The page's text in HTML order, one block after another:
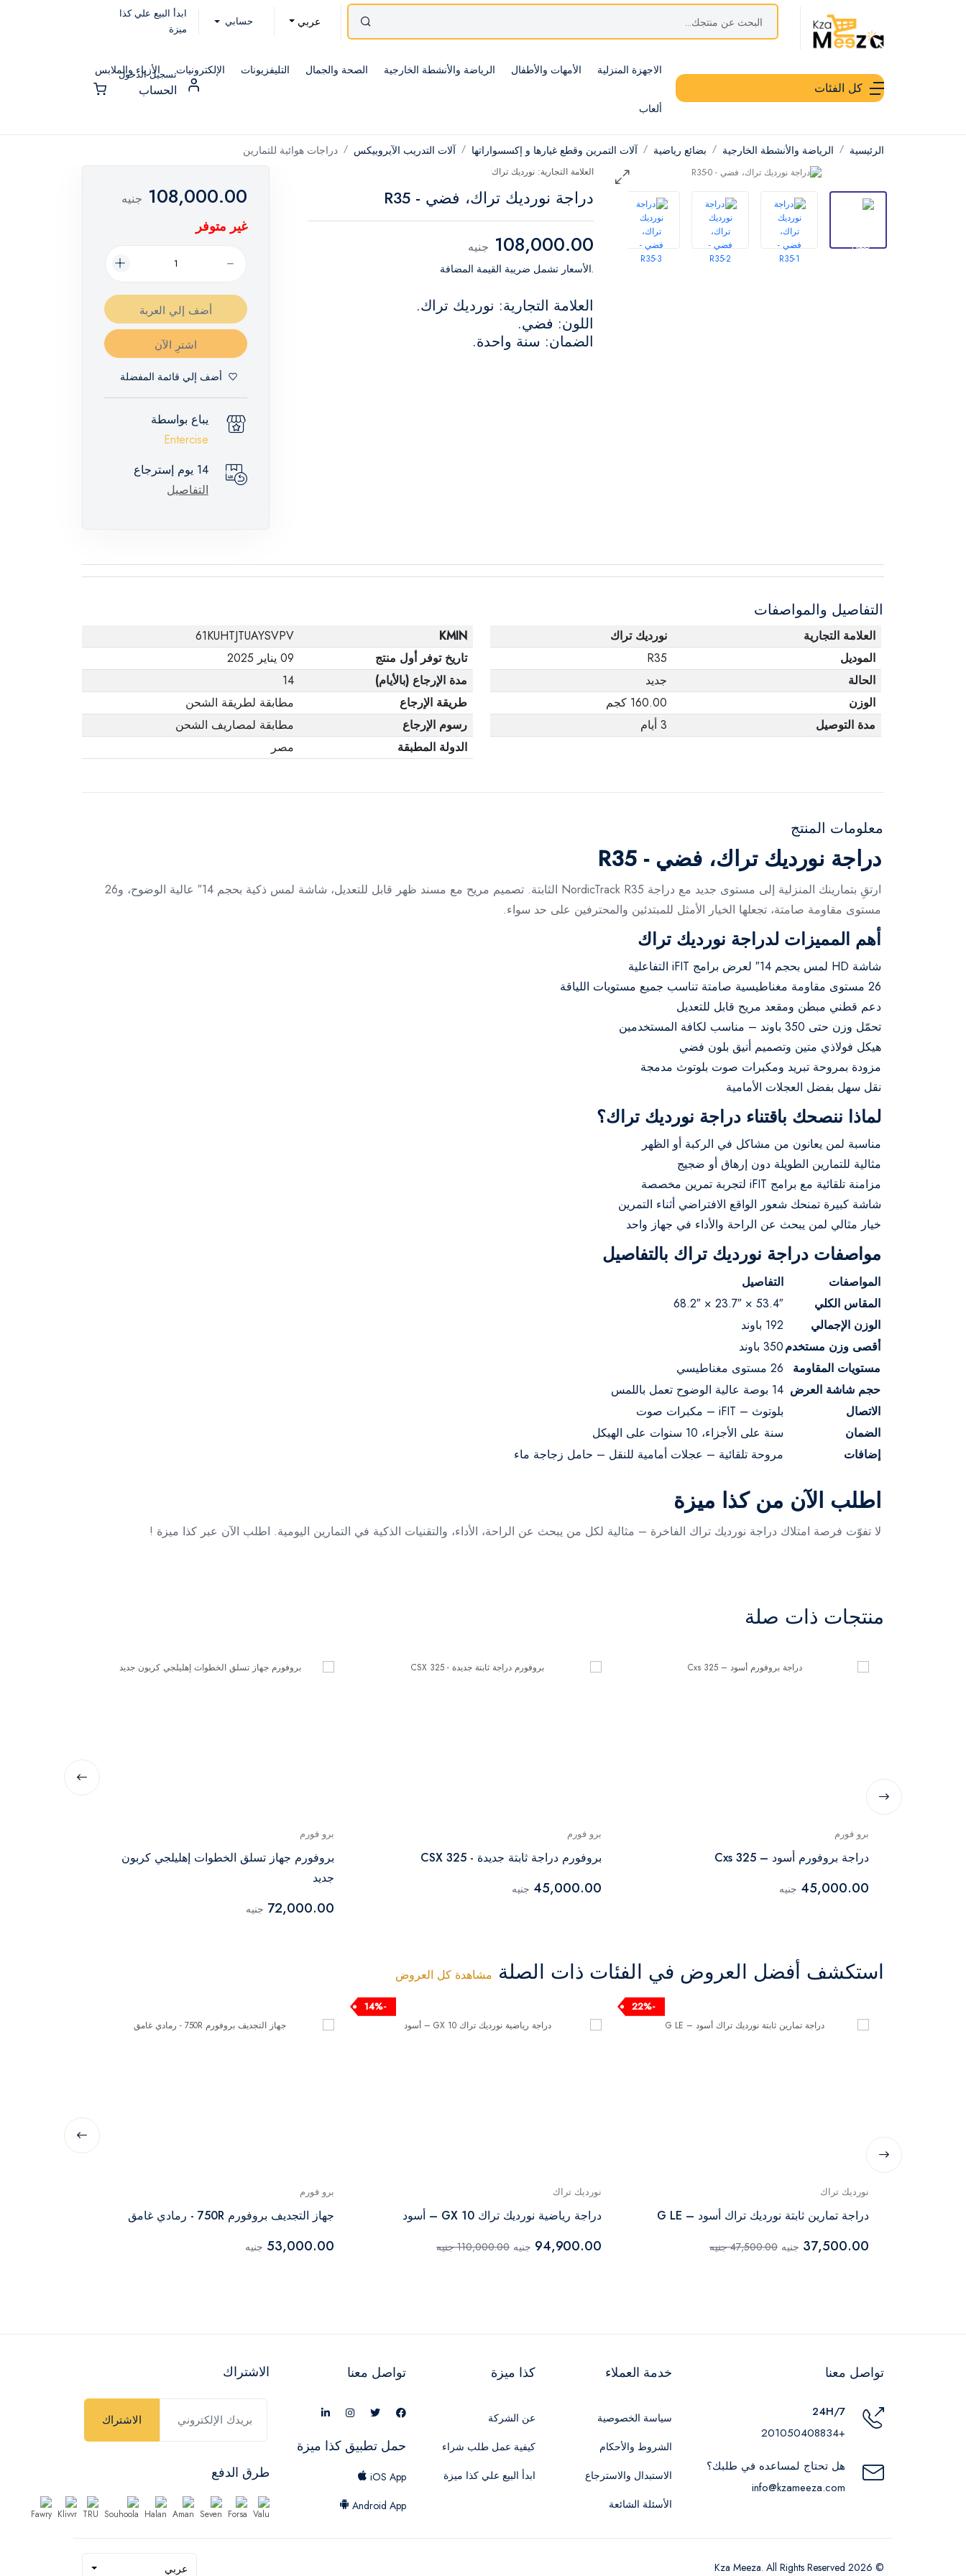
عربي حسابي
ابدأ البيع علي كذا
ميزة
كل الفئات
الاجهزة المنزلية الأمهات والأطفال الرياضة والأنشطة الخارجية الصحة والجمال التليفزيونات الإلكترونيات الأزياء والملابس
ألعاب
تسجيل الدخول
الحساب
الرئيسية الرياضة والأنشطة الخارجية بضائع رياضية آلات التمرين وقطع غيارها و إكسسواراتها آلات التدريب الآيروبيكس دراجات هوائية للتمارين
العلامة التجارية: نورديك تراك
دراجة نورديك تراك، فضي - R35
108,000.00 جنيه
.الأسعار تشمل ضريبة القيمة المضافة
العلامة التجارية: نورديك تراك.
اللون: فضي.
الضمان: سنة واحدة.
108,000.00 جنيه
غير متوفر
أضف إلي العربة
اشترِ الآن
أضف إلي قائمة المفضلة
يباع بواسطة
Entercise
14 يوم إسترجاع
التفاصيل
التفاصيل والمواصفات
العلامة التجارية
نورديك تراك
الموديل
R35
الحالة
جديد
الوزن
160.00 كجم
مدة التوصيل
3 أيام
KMIN
61KUHTJTUAYSVPV
تاريخ توفر أول منتج
09 يناير 2025
مدة الإرجاع (بالأيام)
14
طريقة الإرجاع
مطابقة لطريقة الشحن
رسوم الإرجاع
مطابقة لمصاريف الشحن
الدولة المطبقة
مصر
معلومات المنتج
دراجة نورديك تراك، فضي - R35
ارتقِ بتمارينك المنزلية إلى مستوى جديد مع دراجة NordicTrack R35 الثابتة. تصميم مريح مع مسند ظهر قابل للتعديل، شاشة لمس ذكية بحجم 14″ عالية الوضوح، و26
مستوى مقاومة صامتة، تجعلها الخيار الأمثل للمبتدئين والمحترفين على حد سواء.
أهم المميزات لدراجة نورديك تراك
شاشة HD لمس بحجم 14″ لعرض برامج iFIT التفاعلية
26 مستوى مقاومة مغناطيسية صامتة تناسب جميع مستويات اللياقة
دعم قطني مبطن ومقعد مريح قابل للتعديل
تحمّل وزن حتى 350 باوند – مناسب لكافة المستخدمين
هيكل فولاذي متين وتصميم أنيق بلون فضي
مزودة بمروحة تبريد ومكبرات صوت بلوتوث مدمجة
نقل سهل بفضل العجلات الأمامية
لماذا ننصحك باقتناء دراجة نورديك تراك؟
مناسبة لمن يعانون من مشاكل في الركبة أو الظهر
مثالية للتمارين الطويلة دون إرهاق أو ضجيج
مزامنة تلقائية مع برامج iFIT لتجربة تمرين مخصصة
شاشة كبيرة تمنحك شعور الواقع الافتراضي أثناء التمرين
خيار مثالي لمن يبحث عن الراحة والأداء في جهاز واحد
مواصفات دراجة نورديك تراك بالتفاصيل
المواصفات
التفاصيل
المقاس الكلي
‎68.2″ × 23.7″ × 53.4″
الوزن الإجمالي
192 باوند
أقصى وزن مستخدم350 باوند
مستويات المقاومة
26 مستوى مغناطيسي
حجم شاشة العرض 14 بوصة عالية الوضوح تعمل باللمس
الاتصال
بلوتوث – iFIT – مكبرات صوت
الضمان
سنة على الأجزاء، 10 سنوات على الهيكل
إضافات
مروحة تلقائية – عجلات أمامية للنقل – حامل زجاجة ماء
اطلب الآن من كذا ميزة
لا تفوّت فرصة امتلاك دراجة نورديك تراك الفاخرة – مثالية لكل من يبحث عن الراحة، الأداء، والتقنيات الذكية في التمارين اليومية. اطلب الآن عبر كذا ميزة !
منتجات ذات صلة
برو فورم
دراجة بروفورم أسود – 325 Cxs
45,000.00 جنيه
برو فورم
بروفورم دراجة ثابتة جديدة - 325 CSX
45,000.00 جنيه
برو فورم
بروفورم جهاز تسلق الخطوات إهليلجي كربون
جديد
72,000.00 جنيه
استكشف أفضل العروض في الفئات ذات الصلة مشاهدة كل العروض
-22%
نورديك تراك
دراجة تمارين ثابتة نورديك تراك أسود – G LE
37,500.00 جنيه 47,500.00 جنيه
-14%
نورديك تراك
دراجة رياضية نورديك تراك GX 10 – أسود
94,900.00 جنيه 110,000.00 جنيه
برو فورم
جهاز التجديف بروفورم 750R - رمادي غامق
53,000.00 جنيه
تواصل معنا
24H/7
+201050408834
هل تحتاج لمساعده في طلبك؟
info@kzameeza.com
خدمة العملاء
سياسة الخصوصية
الشروط والأحكام
الاستبدال والاسترجاع
الأسئلة الشائعة
كذا ميزة
عن الشركة
كيفية عمل طلب شراء
ابدأ البيع علي كذا ميزة
تواصل معنا
حمل تطبيق كذا ميزة
iOS App
Android App
الاشتراك
الاشتراك
طرق الدفع
© 2026 Kza Meeza. All Rights Reserved عربي